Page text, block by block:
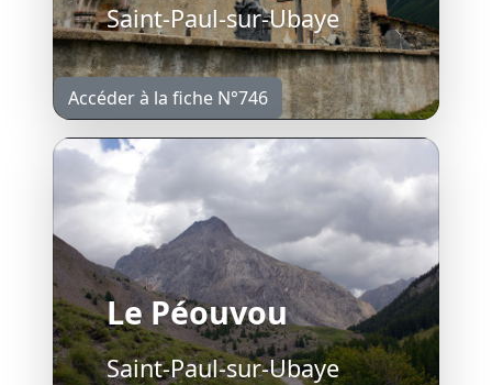
Saint-Paul-sur-Ubaye
Accéder à la fiche N°746
Le Péouvou
Saint-Paul-sur-Ubaye